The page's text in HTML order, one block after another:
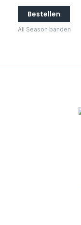
Bestellen
All Season banden